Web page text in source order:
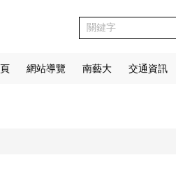
網站導覽 南藝大 交通資訊